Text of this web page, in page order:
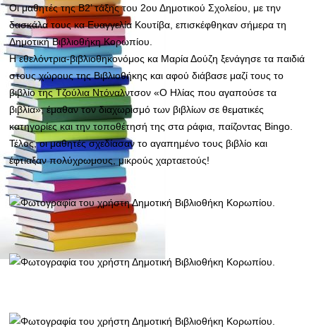
Οι μαθητές της Β2’ τάξης του 2ου Δημοτικού Σχολείου, με την
δασκάλα τους κα Ευαγγελία Κουτίβα, επισκέφθηκαν σήμερα τη
Δημοτική Βιβλιοθήκη Κορωπίου.
Η εθελόντρια-βιβλιοθηκονόμος κα Μαρία Δούζη ξενάγησε τα παιδιά
στους χώρους της Βιβλιοθήκης και αφού διάβασε μαζί τους το
βιβλίο της Τζούλια Ντόναλντσον «Ο Ηλίας που αγαπούσε τα
βιβλία», έμαθαν τον διαχωρισμό των βιβλίων σε θεματικές
κατηγορίες και την τοποθέτησή της στα ράφια, παίζοντας Bingo.
Τέλος, οι μαθητές σχεδίασαν το αγαπημένο τους βιβλίο και
έφτιαξαν πολύχρωμους, μικρούς χαρταετούς!